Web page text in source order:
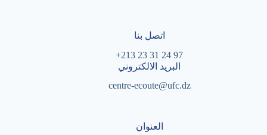
اتصل بنا
97 24 31 23 213+
البريد الالكتروني
centre-ecoute@ufc.dz
العنوان